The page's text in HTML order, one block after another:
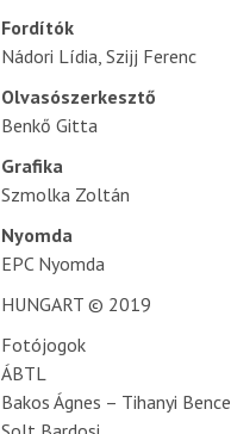
Fordítók
Nádori Lídia, Szijj Ferenc
Olvasószerkesztő
Benkő Gitta
Grafika
Szmolka Zoltán
Nyomda
EPC Nyomda
HUNGART © 2019
Fotójogok
ÁBTL
Bakos Ágnes – Tihanyi Bence